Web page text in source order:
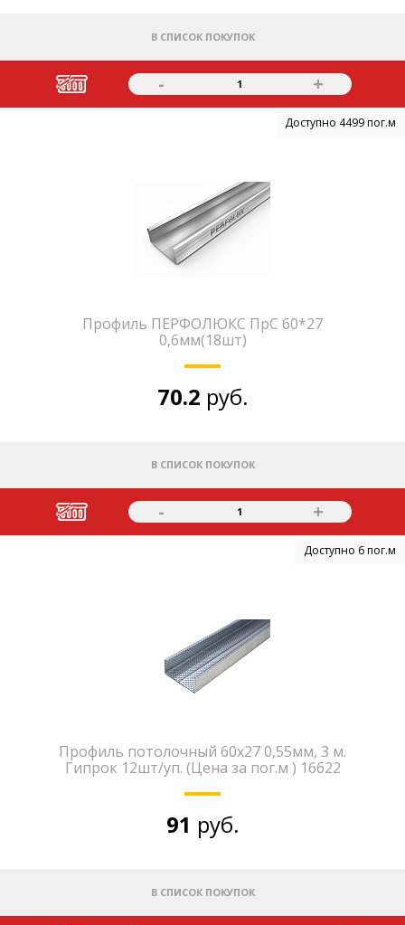
В СПИСОК ПОКУПОК
- 1 +
Доступно 4499 пог.м
Профиль ПЕРФОЛЮКС ПрС 60*27
0,6мм(18шт)
70.2 руб.
В СПИСОК ПОКУПОК
- 1 +
Доступно 6 пог.м
Профиль потолочный 60х27 0,55мм, 3 м.
Гипрок 12шт/уп. (Цена за пог.м ) 16622
91 руб.
В СПИСОК ПОКУПОК